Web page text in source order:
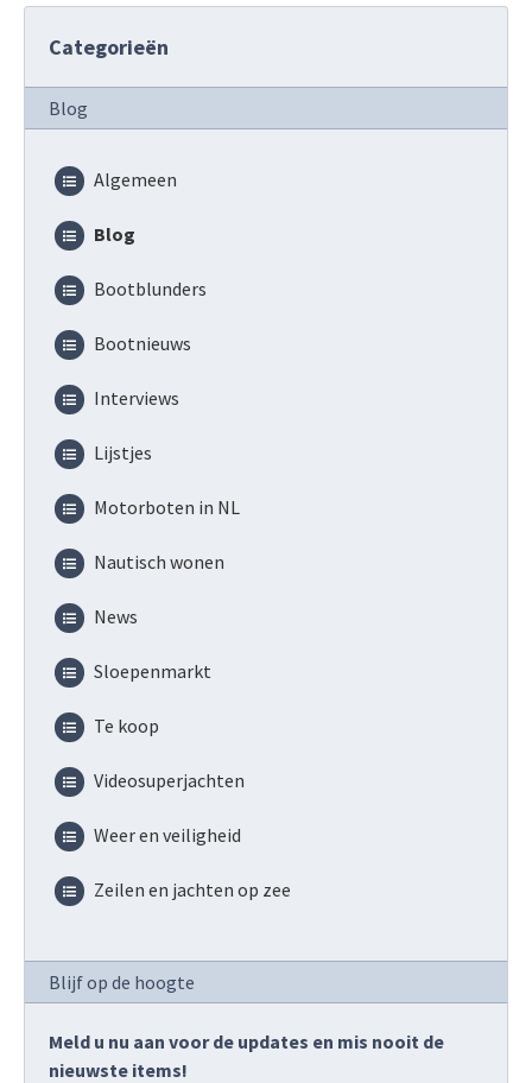
Categorieën
Blog
Algemeen
Blog
Bootblunders
Bootnieuws
Interviews
Lijstjes
Motorboten in NL
Nautisch wonen
News
Sloepenmarkt
Te koop
Videosuperjachten
Weer en veiligheid
Zeilen en jachten op zee
Blijf op de hoogte
Meld u nu aan voor de updates en mis nooit de
nieuwste items!